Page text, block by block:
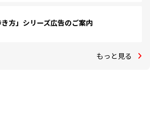
き方」シリーズ広告のご案内
もっと見る